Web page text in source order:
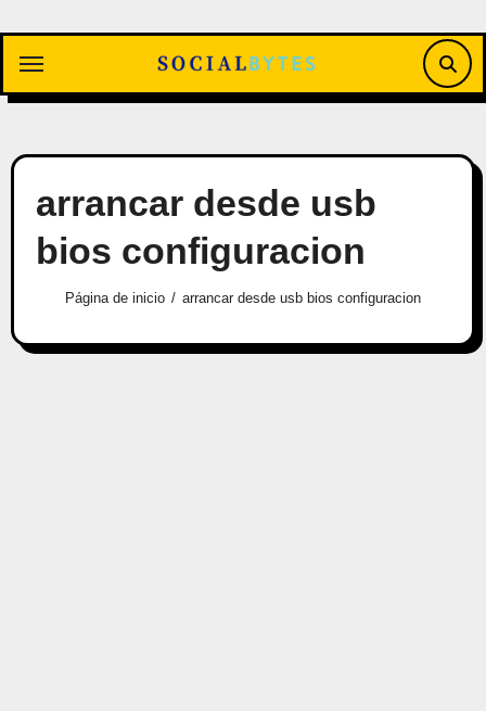
contenido
arrancar desde usb
bios configuracion
Página de inicio arrancar desde usb bios configuracion